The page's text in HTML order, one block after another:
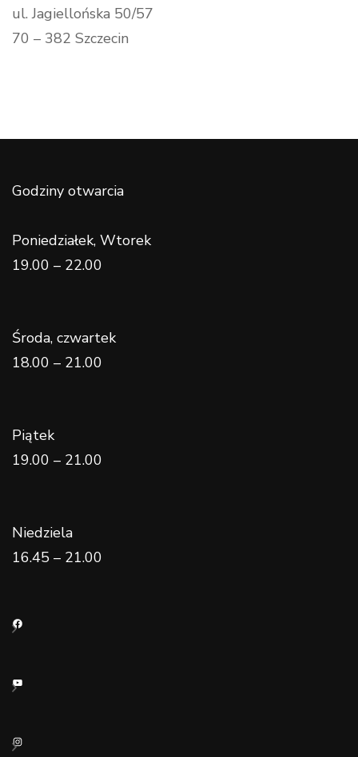
ul. Jagiellońska 50/57
70 – 382 Szczecin
Godziny otwarcia
Poniedziałek, Wtorek
19.00 – 22.00
Środa, czwartek
18.00 – 21.00
Piątek
19.00 – 21.00
Niedziela
16.45 – 21.00
Facebook
YouTube
Instagram